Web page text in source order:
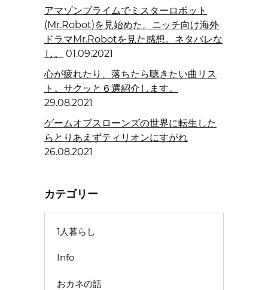
アマゾンプライムでミスターロボット
(Mr.Robot)を見始めた。ニッチ向け海外
ドラマMr.Robotを見た感想。ネタバレな
し。
01.09.2021
心が疲れたり、落ちたら聴きたい曲リス
ト。サクッと６選紹介します。
29.08.2021
ゲームオブスローンズの世界に転生した
らとりあえずティリオンにすがれ
26.08.2021
カテゴリー
1人暮らし
Info
おカネの話